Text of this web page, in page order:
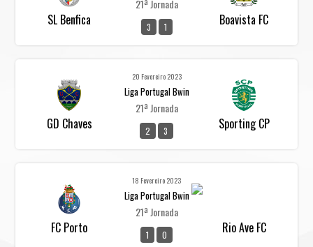
SL Benfica
21ª Jornada
3 1 Boavista FC
GD Chaves
20 Fevereiro 2023
Liga Portugal Bwin
21ª Jornada
2 3 Sporting CP
FC Porto
18 Fevereiro 2023
Liga Portugal Bwin
21ª Jornada
1 0 Rio Ave FC